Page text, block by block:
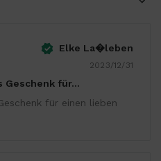
Elke La�leben
2023/12/31
Geschenk für…
für einen lieben